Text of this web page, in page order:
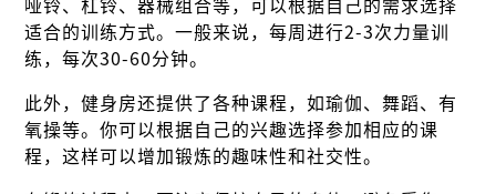
哑铃、杠铃、器械组合等，可以根据自己的需求选择
适合的训练方式。一般来说，每周进行2-3次力量训
练，每次30-60分钟。
此外，健身房还提供了各种课程，如瑜伽、舞蹈、有
氧操等。你可以根据自己的兴趣选择参加相应的课
程，这样可以增加锻炼的趣味性和社交性。